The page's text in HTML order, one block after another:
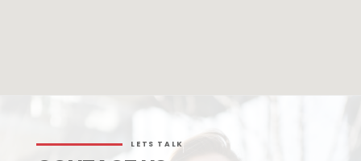
LETS TALK